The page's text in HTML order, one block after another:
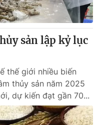
Việt Nam
tử số 483/GP-BTTTT
Phạm Quốc Thắng,
355 932
897
sản lập kỷ lục
thế giới nhiều biến
thủy sản năm 2025
dự kiến đạt gần 70...